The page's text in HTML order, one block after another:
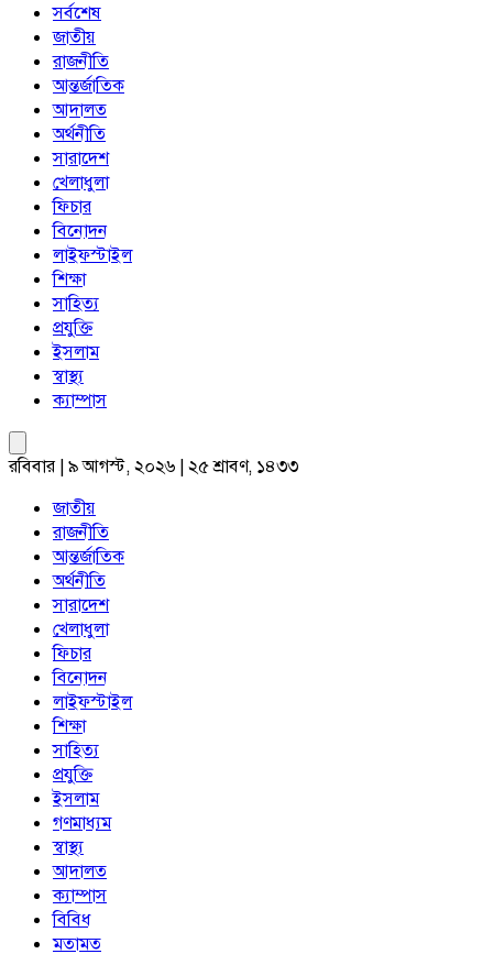
সর্বশেষ
জাতীয়
রাজনীতি
আন্তর্জাতিক
আদালত
অর্থনীতি
সারাদেশ
খেলাধুলা
ফিচার
বিনোদন
লাইফস্টাইল
শিক্ষা
সাহিত্য
প্রযুক্তি
ইসলাম
স্বাস্থ্য
ক্যাম্পাস
রবিবার | ৯ আগস্ট, ২০২৬ | ২৫ শ্রাবণ, ১৪৩৩
জাতীয়
রাজনীতি
আন্তর্জাতিক
অর্থনীতি
সারাদেশ
খেলাধুলা
ফিচার
বিনোদন
লাইফস্টাইল
শিক্ষা
সাহিত্য
প্রযুক্তি
ইসলাম
গণমাধ্যম
স্বাস্থ্য
আদালত
ক্যাম্পাস
বিবিধ
মতামত